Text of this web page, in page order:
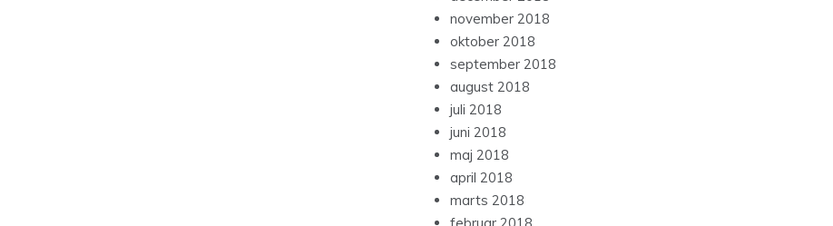
november 2018
oktober 2018
september 2018
august 2018
juli 2018
juni 2018
maj 2018
april 2018
marts 2018